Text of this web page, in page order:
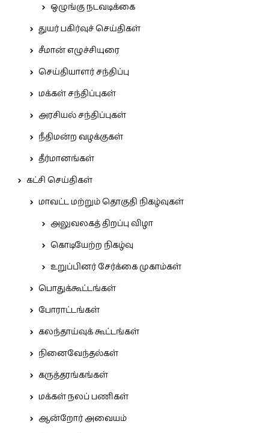
ஒழுங்கு நடவடிக்கை
துயர் பகிர்வுச் செய்திகள்
சீமான் எழுச்சியுரை
செய்தியாளர் சந்திப்பு
மக்கள் சந்திப்புகள்
அரசியல் சந்திப்புகள்
நீதிமன்ற வழக்குகள்
தீர்மானங்கள்
கட்சி செய்திகள்
மாவட்ட மற்றும் தொகுதி நிகழ்வுகள்
அலுவலகத் திறப்பு விழா
கொடியேற்ற நிகழ்வு
உறுப்பினர் சேர்க்கை முகாம்கள்
பொதுக்கூட்டங்கள்
போராட்டங்கள்
கலந்தாய்வுக் கூட்டங்கள்
நினைவேந்தல்கள்
கருத்தரங்கங்கள்
மக்கள் நலப் பணிகள்
ஆன்றோர் அவையம்